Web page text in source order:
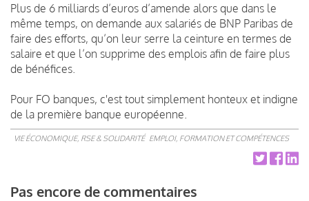
Plus de 6 milliards d’euros d’amende alors que dans le
même temps, on demande aux salariés de BNP Paribas de
faire des efforts, qu’on leur serre la ceinture en termes de
salaire et que l’on supprime des emplois afin de faire plus
de bénéfices.
Pour FO banques, c'est tout simplement honteux et indigne
de la première banque européenne.
VIE ÉCONOMIQUE, RSE & SOLIDARITÉ EMPLOI, FORMATION ET COMPÉTENCES
Pas encore de commentaires